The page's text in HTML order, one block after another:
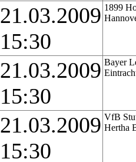
21.03.2009
15:30
1899
21.03.2009
15:30
Bayer
21.03.2009
15:30
VfB
Hertha